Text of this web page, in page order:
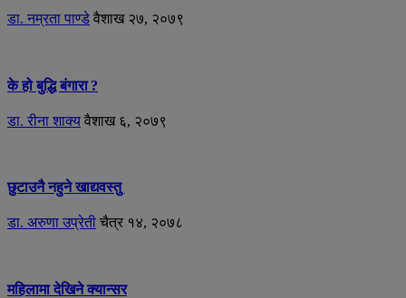
डा. नम्रता पाण्डे वैशाख २७, २०७९
के हो बुद्धि बंगारा ?
डा. रीना शाक्य वैशाख ६, २०७९
छुटाउनै नहुने खाद्यवस्तु
डा. अरुणा उप्रेती चैत्र १४, २०७८
महिलामा देखिने क्यान्सर